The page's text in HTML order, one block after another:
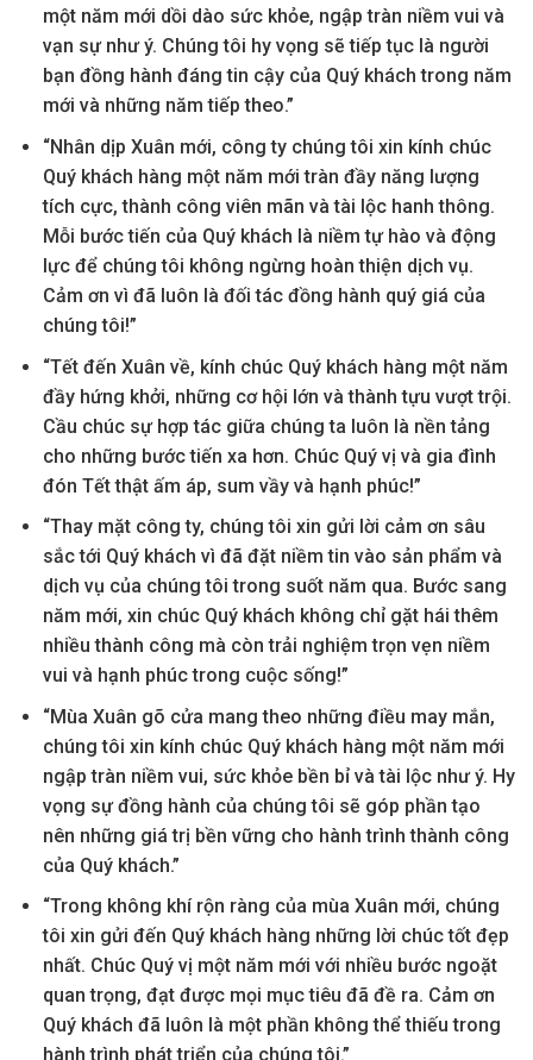
một năm mới dồi dào sức khỏe, ngập tràn niềm vui và
vạn sự như ý. Chúng tôi hy vọng sẽ tiếp tục là người
bạn đồng hành đáng tin cậy của Quý khách trong năm
mới và những năm tiếp theo.”
“Nhân dịp Xuân mới, công ty chúng tôi xin kính chúc
Quý khách hàng một năm mới tràn đầy năng lượng
tích cực, thành công viên mãn và tài lộc hanh thông.
Mỗi bước tiến của Quý khách là niềm tự hào và động
lực để chúng tôi không ngừng hoàn thiện dịch vụ.
Cảm ơn vì đã luôn là đối tác đồng hành quý giá của
chúng tôi!”
“Tết đến Xuân về, kính chúc Quý khách hàng một năm
đầy hứng khởi, những cơ hội lớn và thành tựu vượt trội.
Cầu chúc sự hợp tác giữa chúng ta luôn là nền tảng
cho những bước tiến xa hơn. Chúc Quý vị và gia đình
đón Tết thật ấm áp, sum vầy và hạnh phúc!”
“Thay mặt công ty, chúng tôi xin gửi lời cảm ơn sâu
sắc tới Quý khách vì đã đặt niềm tin vào sản phẩm và
dịch vụ của chúng tôi trong suốt năm qua. Bước sang
năm mới, xin chúc Quý khách không chỉ gặt hái thêm
nhiều thành công mà còn trải nghiệm trọn vẹn niềm
vui và hạnh phúc trong cuộc sống!”
“Mùa Xuân gõ cửa mang theo những điều may mắn,
chúng tôi xin kính chúc Quý khách hàng một năm mới
ngập tràn niềm vui, sức khỏe bền bỉ và tài lộc như ý. Hy
vọng sự đồng hành của chúng tôi sẽ góp phần tạo
nên những giá trị bền vững cho hành trình thành công
của Quý khách.”
“Trong không khí rộn ràng của mùa Xuân mới, chúng
tôi xin gửi đến Quý khách hàng những lời chúc tốt đẹp
nhất. Chúc Quý vị một năm mới với nhiều bước ngoặt
quan trọng, đạt được mọi mục tiêu đã đề ra. Cảm ơn
Quý khách đã luôn là một phần không thể thiếu trong
hành trình phát triển của chúng tôi.”